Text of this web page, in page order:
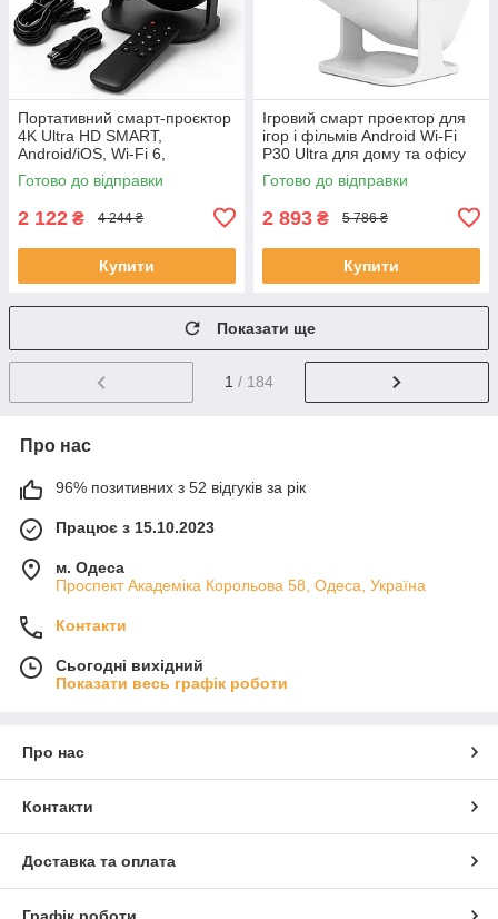
Портативний смарт-проєктор
4K Ultra HD SMART,
Android/iOS, Wi-Fi 6,
Bluetooth, HDMI, домашній
кінотеатр JU-56
Готово до відправки
2 122 ₴ 4 244 ₴
Купити
Ігровий смарт проектор для
ігор і фільмів Android Wi-Fi
P30 Ultra для дому та офісу
домашній кінотеатр SC-76
Готово до відправки
2 893 ₴ 5 786 ₴
Купити
Показати ще
1 / 184
Про нас
96% позитивних з 52 відгуків за рік
Працює з 15.10.2023
м. Одеса
Проспект Академіка Корольова 58, Одеса, Україна
Контакти
Сьогодні вихідний
Показати весь графік роботи
Про нас
Контакти
Доставка та оплата